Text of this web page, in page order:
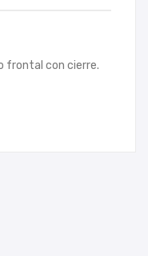
frontal con cierre.